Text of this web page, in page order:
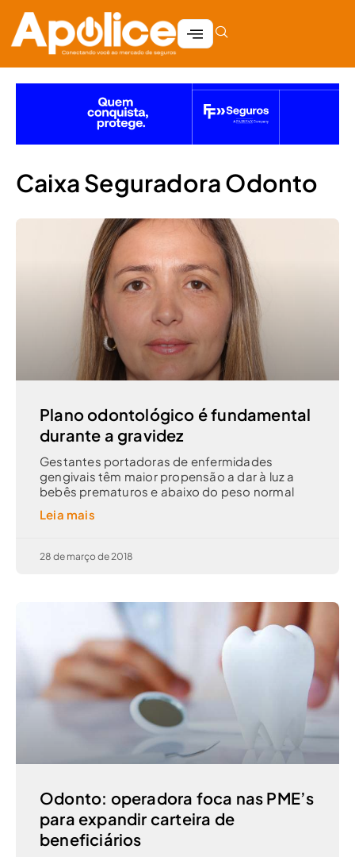
Caixa Seguradora Odonto
Plano odontológico é fundamental
durante a gravidez
Gestantes portadoras de enfermidades
gengivais têm maior propensão a dar à luz a
bebês prematuros e abaixo do peso normal
Leia mais
28 de março de 2018
Odonto: operadora foca nas PME’s
para expandir carteira de
beneficiários